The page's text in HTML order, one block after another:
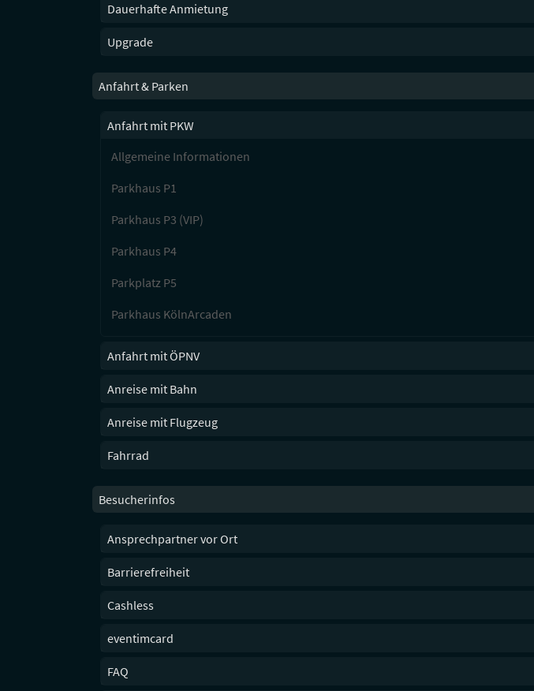
Dauerhafte Anmietung
Upgrade
Anfahrt & Parken
Anfahrt mit PKW
Allgemeine Informationen
Parkhaus P1
Parkhaus P3 (VIP)
Parkhaus P4
Parkplatz P5
Parkhaus KölnArcaden
Anfahrt mit ÖPNV
Anreise mit Bahn
Anreise mit Flugzeug
Fahrrad
Besucherinfos
Ansprechpartner vor Ort
Barrierefreiheit
Cashless
eventimcard
FAQ